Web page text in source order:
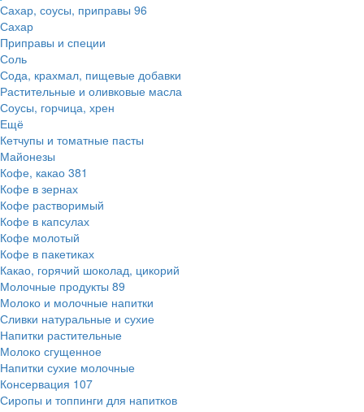
Сахар, соусы, приправы 96
Сахар
Приправы и специи
Соль
Сода, крахмал, пищевые добавки
Растительные и оливковые масла
Соусы, горчица, хрен
Ещё
Кетчупы и томатные пасты
Майонезы
Кофе, какао 381
Кофе в зернах
Кофе растворимый
Кофе в капсулах
Кофе молотый
Кофе в пакетиках
Какао, горячий шоколад, цикорий
Молочные продукты 89
Молоко и молочные напитки
Сливки натуральные и сухие
Напитки растительные
Молоко сгущенное
Напитки сухие молочные
Консервация 107
Сиропы и топпинги для напитков